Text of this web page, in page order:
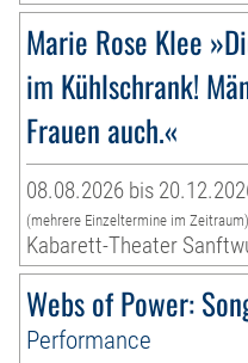
Marie Rose Klee
im Kühlschrank!
Frauen auch.«
08.08.2026 bis
(mehrere Einzeltermine im Zeitraum)
Kabarett-Theater
Webs of Power:
Performance